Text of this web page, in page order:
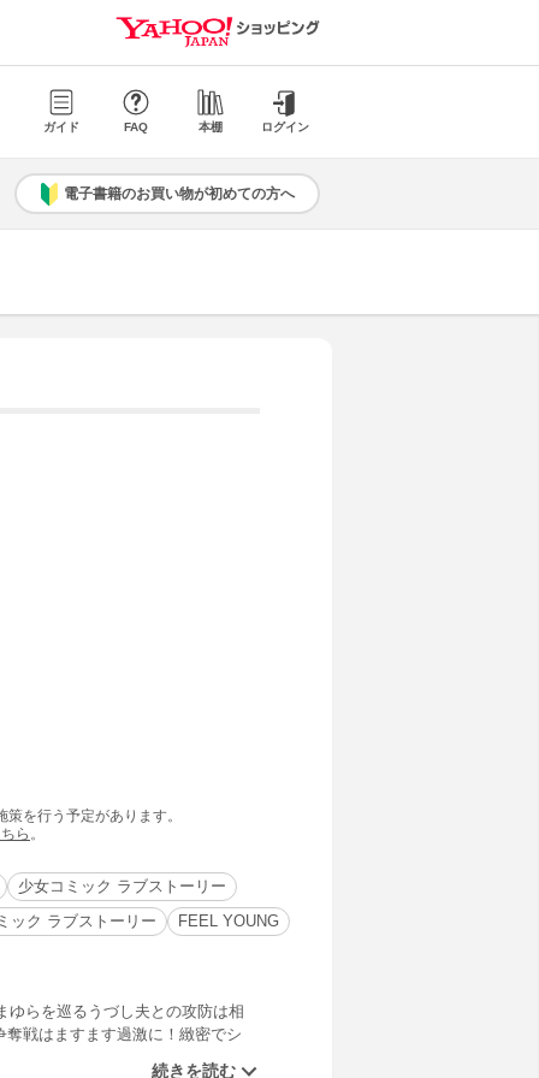
ガイド FAQ 本棚 ログイン
電子書籍のお買い物が初めての方へ
を行う予定があります。
ら 。
少女コミック ラブストーリー
ック ラブストーリー
FEEL YOUNG
ゆらを巡るうづし夫との攻防は相
戦はますます過激に！緻密でシ